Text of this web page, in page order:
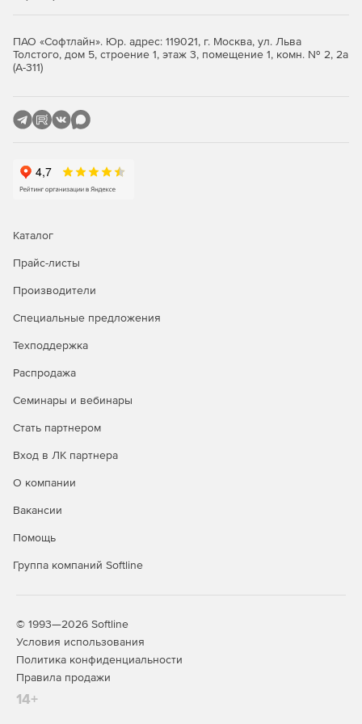
LT).
Гибкая политика лицензирования. Лицензии ZWCAD
можно приобрести как в годовое, так и бессрочное
Обзор возможностей «ZWCAD».
Функция FlexiBlock
(аналог функции
в AutoCAD)
AutoCAD.
Возможность создания с
нуля динамических
ПАО «Софтлайн». Юр. адрес: 119021, г. Москва, ул. Льва
Толстого, дом 5, строение 1, этаж 3, помещение 1, комн. № 2, 2а
(А-311)
Каталог
Прайс-листы
Производители
Специальные предложения
Техподдержка
Распродажа
Семинары и вебинары
Стать партнером
Вход в ЛК партнера
О компании
Вакансии
Помощь
Группа компаний Softline
© 1993—2026 Softline
Условия использования
Политика конфиденциальности
Правила продажи
14+